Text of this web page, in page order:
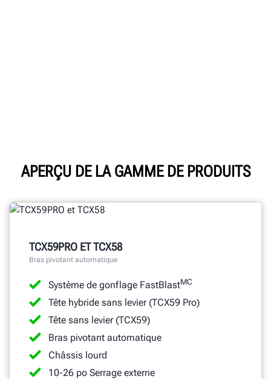
APERÇU DE LA GAMME DE PRODUITS
TCX59PRO ET TCX58
Bras pivotant automatique
Système de gonflage FastBlastMC
Tête hybride sans levier (TCX59 Pro)
Tête sans levier (TCX59)
Bras pivotant automatique
Châssis lourd
10-26 po Serrage externe